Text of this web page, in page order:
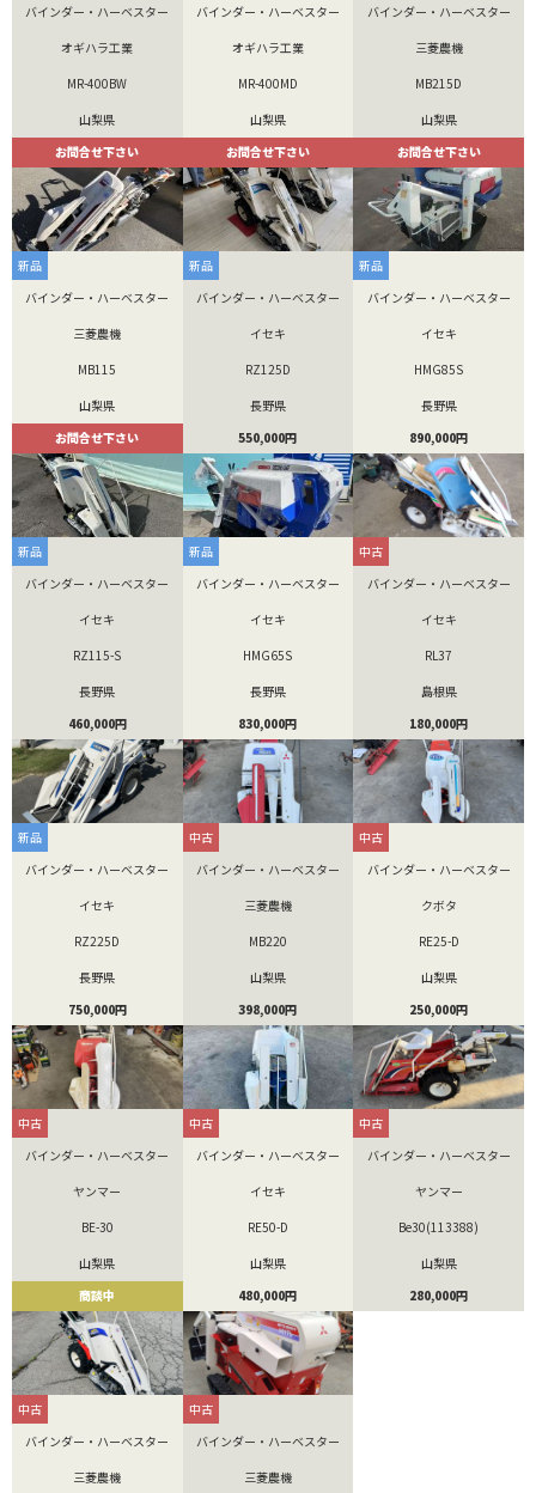
バインダー・ハーベスター
オギハラ工業
MR-400BW
山梨県
お問合せ下さい
バインダー・ハーベスター
オギハラ工業
MR-400MD
山梨県
お問合せ下さい
バインダー・ハーベスター
三菱農機
MB215D
山梨県
お問合せ下さい
新品
バインダー・ハーベスター
三菱農機
MB115
山梨県
お問合せ下さい
新品
バインダー・ハーベスター
イセキ
RZ125D
長野県
550,000円
新品
バインダー・ハーベスター
イセキ
HMG85S
長野県
890,000円
新品
バインダー・ハーベスター
イセキ
RZ115-S
長野県
460,000円
新品
バインダー・ハーベスター
イセキ
HMG65S
長野県
830,000円
中古
バインダー・ハーベスター
イセキ
RL37
島根県
180,000円
新品
バインダー・ハーベスター
イセキ
RZ225D
長野県
750,000円
中古
バインダー・ハーベスター
三菱農機
MB220
山梨県
398,000円
中古
バインダー・ハーベスター
クボタ
RE25-D
山梨県
250,000円
中古
バインダー・ハーベスター
ヤンマー
BE-30
山梨県
商談中
中古
バインダー・ハーベスター
イセキ
RE50-D
山梨県
480,000円
中古
バインダー・ハーベスター
ヤンマー
Be30(113388)
山梨県
280,000円
中古
バインダー・ハーベスター
三菱農機
中古
バインダー・ハーベスター
三菱農機